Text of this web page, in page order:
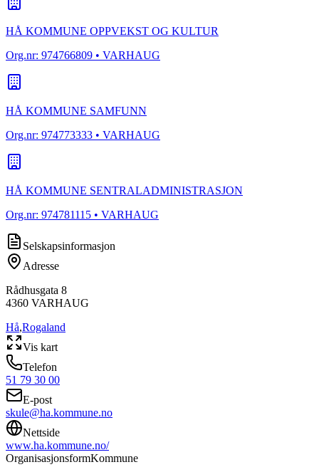
HÅ KOMMUNE OPPVEKST OG KULTUR
Org.nr: 974766809 • VARHAUG
HÅ KOMMUNE SAMFUNN
Org.nr: 974773333 • VARHAUG
HÅ KOMMUNE SENTRALADMINISTRASJON
Org.nr: 974781115 • VARHAUG
Selskapsinformasjon
Adresse
Rådhusgata 8
4360 VARHAUG
Hå,Rogaland
Vis kart
Telefon
51 79 30 00
E-post
skule@ha.kommune.no
Nettside
www.ha.kommune.no/
OrganisasjonsformKommune